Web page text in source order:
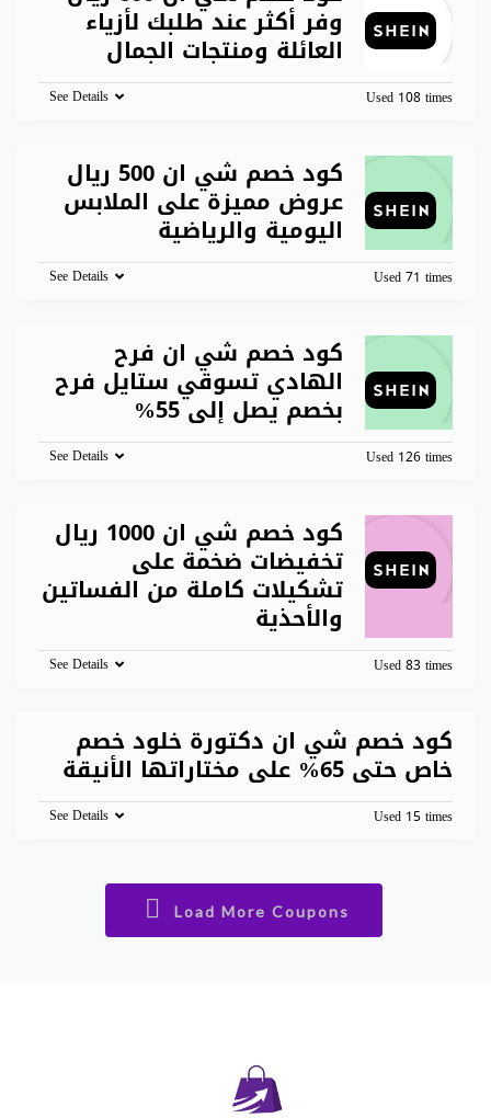
وفر أكثر عند طلبك لأزياء
العائلة ومنتجات الجمال
Used 108 times
See Details
كود خصم شي ان 500 ريال
عروض مميزة على الملابس
اليومية والرياضية
Used 71 times
See Details
كود خصم شي ان فرح
الهادي تسوقي ستايل فرح
بخصم يصل إلى 55%
Used 126 times
See Details
كود خصم شي ان 1000 ريال
تخفيضات ضخمة على
تشكيلات كاملة من الفساتين
والأحذية
Used 83 times
See Details
كود خصم شي ان دكتورة خلود خصم
خاص حتى 65% على مختاراتها الأنيقة
Used 15 times
See Details
Load More Coupons